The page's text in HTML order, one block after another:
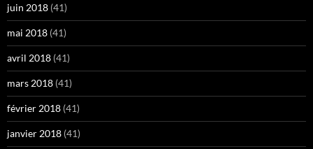
juin 2018 (41)
mai 2018 (41)
avril 2018 (41)
mars 2018 (41)
février 2018 (41)
janvier 2018 (41)